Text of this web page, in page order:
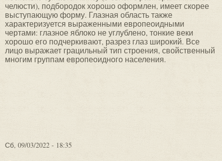
Сб, 09/03/2022 - 18:35